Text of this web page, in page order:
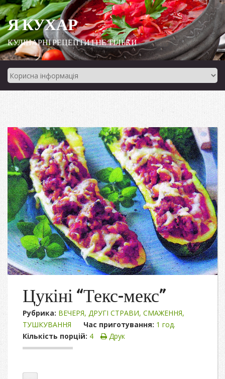
Я КУХАР
КУЛІНАРНІ РЕЦЕПТИ І НЕ ТІЛЬКИ
Цукіні “Текс-мекс”
Рубрика: ВЕЧЕРЯ, ДРУГІ СТРАВИ, СМАЖЕННЯ,
ТУШКУВАННЯ
Час приготування: 1 год.
Кількість порцій: 4 Друк